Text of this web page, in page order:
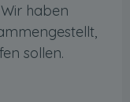
haben
sollen.